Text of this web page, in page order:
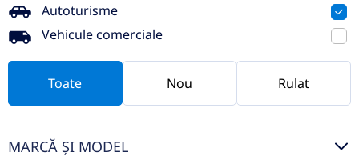
TVA inclus nedeductibil
rulat
Autoturisme
Vehicule comerciale
Toate Nou Rulat
MARCĂ ȘI MODEL